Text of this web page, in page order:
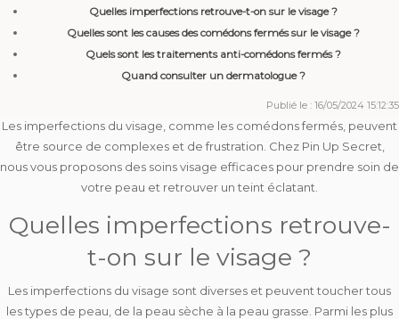
Quelles imperfections retrouve-t-on sur le visage ?
Quelles sont les causes des comédons fermés sur le visage ?
Quels sont les traitements anti-comédons fermés ?
Quand consulter un dermatologue ?
Publié le : 16/05/2024 15:12:35
Les imperfections du visage, comme les comédons fermés , peuvent
être source de complexes et de frustration. Chez Pin Up Secret,
nous vous proposons des soins visage efficaces pour prendre soin de
votre peau et retrouver un teint éclatant.
Quelles imperfections retrouve-
t-on sur le visage ?
Les imperfections du visage sont diverses et peuvent toucher tous
les types de peau, de la peau sèche à la peau grasse. Parmi les plus